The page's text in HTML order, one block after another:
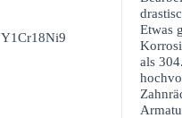
Y1Cr18Ni9
Etwas
als